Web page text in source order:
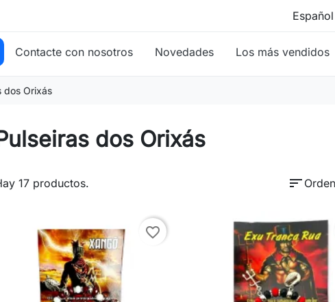
Contacte con nosotros Novedades Los más vendidos
dos Orixás
dos Orixás
17 productos. sort
favorite_border